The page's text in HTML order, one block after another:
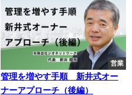
営業
管理を増やす手順 新井式オー
ナーアプローチ（後編）